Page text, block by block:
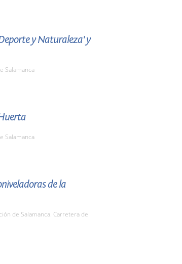
y Naturaleza' y
Salamanca
Salamanca
de la
de Salamanca. Carretera de